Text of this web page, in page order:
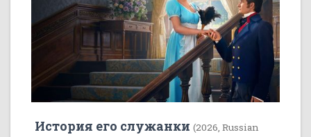
История его служанки (2026, Russian